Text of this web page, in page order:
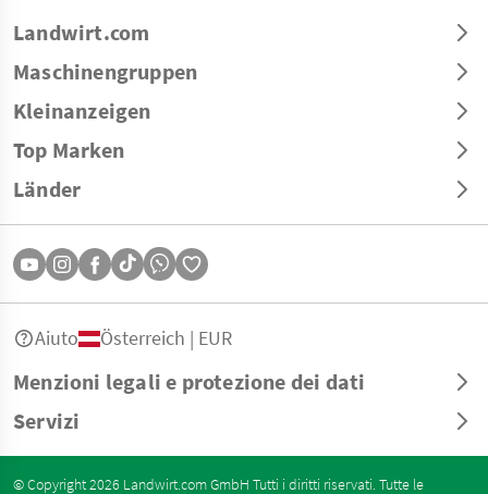
Landwirt.com
Maschinengruppen
Kleinanzeigen
Top Marken
Länder
Menzioni legali e protezione dei dati
Servizi
Aiuto Österreich | EUR
© Copyright 2026 Landwirt.com GmbH Tutti i diritti riservati. Tutte le